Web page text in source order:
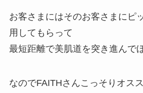
お客さまにはそのお客さまにピ
用してもらって
最短距離で美肌道を突き進んで
なのでFAITHさんこっそりオス